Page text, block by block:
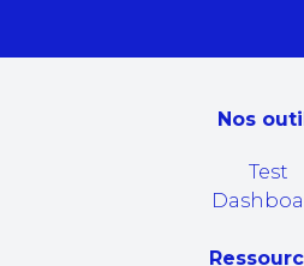
Nos
Test